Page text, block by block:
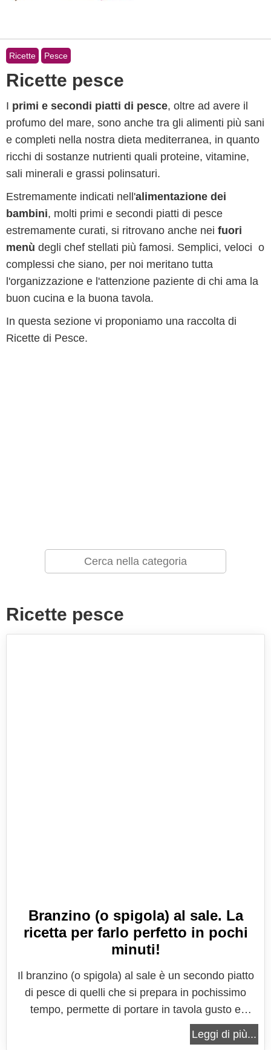
Ricette Pesce
Ricette pesce
I primi e secondi piatti di pesce, oltre ad avere il
profumo del mare, sono anche tra gli alimenti più sani
e completi nella nostra dieta mediterranea, in quanto
ricchi di sostanze nutrienti quali proteine, vitamine,
sali minerali e grassi polinsaturi.
Estremamente indicati nell'alimentazione dei
bambini, molti primi e secondi piatti di pesce
estremamente curati, si ritrovano anche nei fuori
menù degli chef stellati più famosi. Semplici, veloci o
complessi che siano, per noi meritano tutta
l'organizzazione e l'attenzione paziente di chi ama la
buon cucina e la buona tavola.
In questa sezione vi proponiamo una raccolta di
Ricette di Pesce.
Ricette pesce
Branzino (o spigola) al sale. La
ricetta per farlo perfetto in pochi
minuti!
Il branzino (o spigola) al sale è un secondo piatto
di pesce di quelli che si prepara in pochissimo
tempo, permette di portare in tavola gusto e
nutrimento, riducendo al minimo il condimento.
Con questo metodo di cottura si va a sfruttare
Leggi di più...